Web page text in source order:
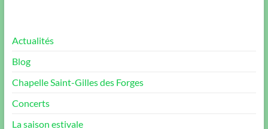
Actualités
Blog
Chapelle Saint-Gilles des Forges
Concerts
La saison estivale